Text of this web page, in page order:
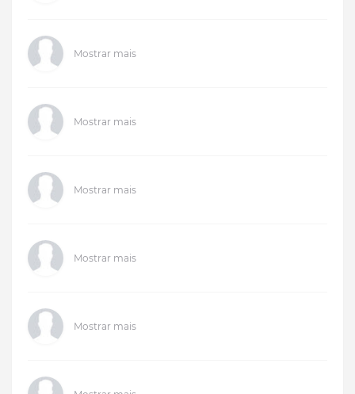
Mostrar mais
Mostrar mais
Mostrar mais
Mostrar mais
Mostrar mais